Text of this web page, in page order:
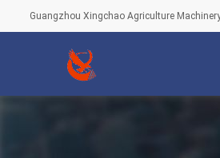
Guangzhou Xingchao Agriculture